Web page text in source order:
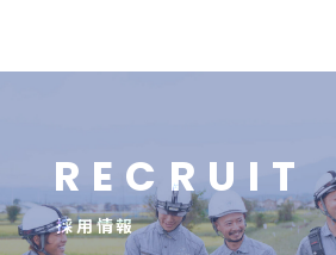
R E C R U I T
採用情報